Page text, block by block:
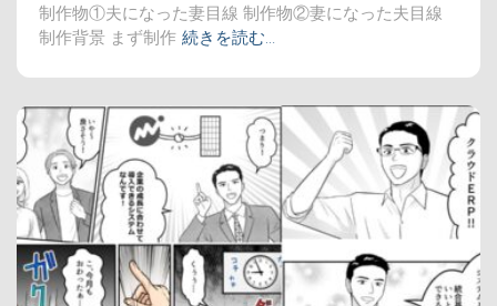
制作物①夫になった妻目線 制作物②妻になった夫目線
制作背景 まず制作 続きを読む…